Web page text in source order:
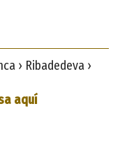
› Ribadedeva ›
aquí